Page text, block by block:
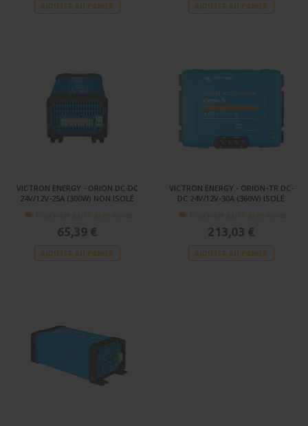
AJOUTER AU PANIER AJOUTER AU PANIER
VICTRON ENERGY - ORION DC-DC
24V/12V-25A (300W) NON ISOLÉ
Disponible sous 6 jours ouvrés
65,39 €
AJOUTER AU PANIER
VICTRON ENERGY - ORION-TR DC-
DC 24V/12V-30A (360W) ISOLÉ
Disponible sous 6 jours ouvrés
213,03 €
AJOUTER AU PANIER